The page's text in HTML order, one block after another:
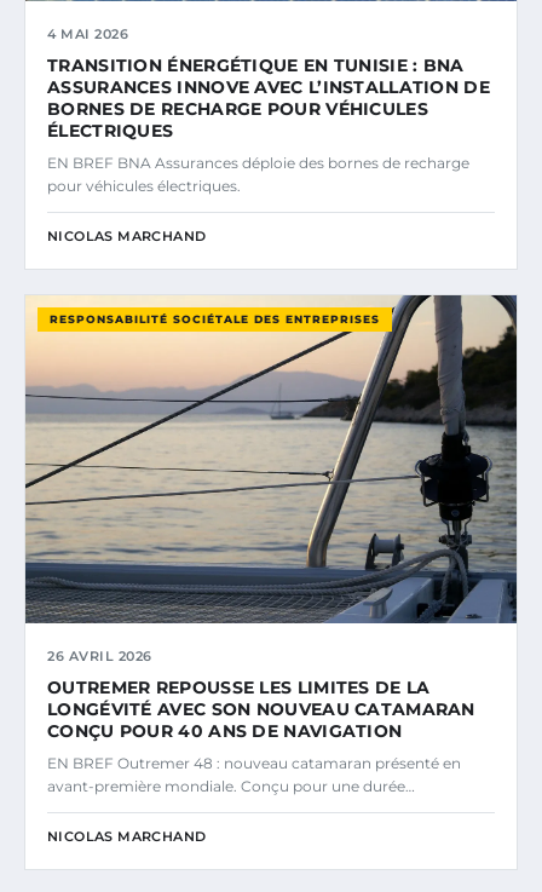
4 MAI 2026
TRANSITION ÉNERGÉTIQUE EN TUNISIE : BNA
ASSURANCES INNOVE AVEC L’INSTALLATION DE
BORNES DE RECHARGE POUR VÉHICULES
ÉLECTRIQUES
EN BREF BNA Assurances déploie des bornes de recharge
pour véhicules électriques.
NICOLAS MARCHAND
RESPONSABILITÉ SOCIÉTALE DES ENTREPRISES
26 AVRIL 2026
OUTREMER REPOUSSE LES LIMITES DE LA
LONGÉVITÉ AVEC SON NOUVEAU CATAMARAN
CONÇU POUR 40 ANS DE NAVIGATION
EN BREF Outremer 48 : nouveau catamaran présenté en
avant-première mondiale. Conçu pour une durée…
NICOLAS MARCHAND